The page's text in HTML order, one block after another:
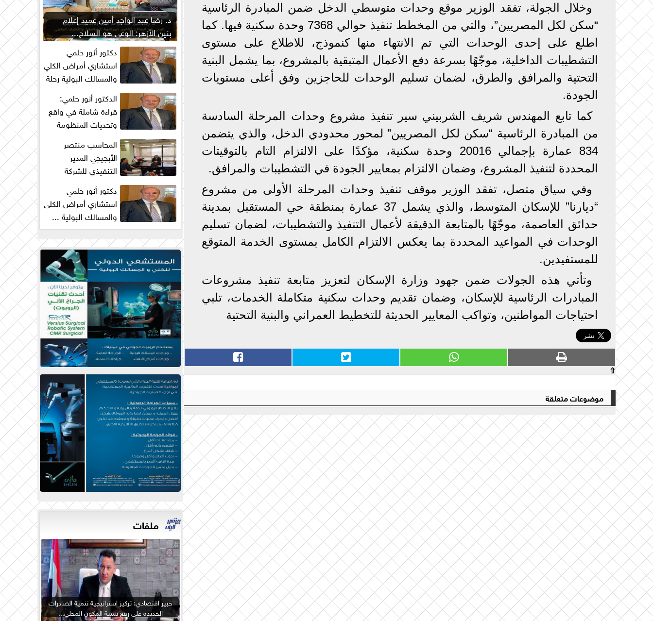
وخلال الجولة، تفقد الوزير موقع وحدات متوسطي الدخل ضمن المبادرة الرئاسية
“سكن لكل المصريين”، والتي من المخطط تنفيذ حوالي 7368 وحدة سكنية فيها. كما
اطلع على إحدى الوحدات التي تم الانتهاء منها كنموذج، للاطلاع على مستوى
التشطيبات الداخلية، موجّهًا بسرعة دفع الأعمال المتبقية بالمشروع، بما يشمل البنية
التحتية والمرافق والطرق، لضمان تسليم الوحدات للحاجزين وفق أعلى مستويات
الجودة.
كما تابع المهندس شريف الشربيني سير تنفيذ مشروع وحدات المرحلة السادسة
من المبادرة الرئاسية “سكن لكل المصريين” لمحور محدودي الدخل، والذي يتضمن
834 عمارة بإجمالي 20016 وحدة سكنية، مؤكدًا على الالتزام التام بالتوقيتات
المحددة لتنفيذ المشروع، وضمان الالتزام بمعايير الجودة في التشطيبات والمرافق.
وفي سياق متصل، تفقد الوزير موقف تنفيذ وحدات المرحلة الأولى من مشروع
“ديارنا” للإسكان المتوسط، والذي يشمل 37 عمارة بمنطقة حي المستقبل بمدينة
حدائق العاصمة، موجّهًا بالمتابعة الدقيقة لأعمال التنفيذ والتشطيبات، لضمان تسليم
الوحدات في المواعيد المحددة بما يعكس الالتزام الكامل بمستوى الخدمة المتوقع
للمستفيدين.
وتأتي هذه الجولات ضمن جهود وزارة الإسكان لتعزيز متابعة تنفيذ مشروعات
المبادرات الرئاسية للإسكان، وضمان تقديم وحدات سكنية متكاملة الخدمات، تلبي
احتياجات المواطنين، وتواكب المعايير الحديثة للتخطيط العمراني والبنية التحتية
⇧
موضوعات متعلقة
د. رضا عبد الواجد أمين عميد إعلام
بنين الأزهر: الوعي هو السلاح...
دكتور أنور حلمي
استشاري أمراض الكلي
والمسالك البولية رحلة
من البحث والكفاح...
الدكتور أنور حلمي:
قراءة شاملة في واقع
وتحديات المنظومة
المحاسب منتصر
الأبجيجي المدير
التنفيذي للشركة
المصرية للتنمية الزراعية
والريفية : ...
دكتور أنور حلمي
استشاري أمراض الكلى
والمسالك البولية ...
زيادة جراحات
البروستاتا...
ملفات
خبير اقتصادي: تركيز استراتيجية تنمية الصادرات
الجديدة على رفع نسبة المكون المحلي...